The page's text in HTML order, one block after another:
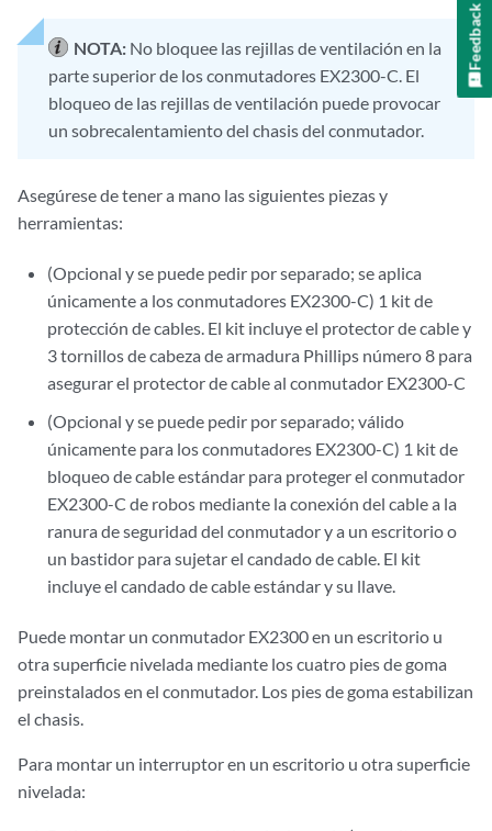
NOTA: No bloquee las rejillas de ventilación en la
parte superior de los conmutadores EX2300-C. El
bloqueo de las rejillas de ventilación puede provocar
un sobrecalentamiento del chasis del conmutador.
Asegúrese de tener a mano las siguientes piezas y
herramientas:
(Opcional y se puede pedir por separado; se aplica
únicamente a los conmutadores EX2300-C) 1 kit de
protección de cables. El kit incluye el protector de cable y
3 tornillos de cabeza de armadura Phillips número 8 para
asegurar el protector de cable al conmutador EX2300-C
(Opcional y se puede pedir por separado; válido
únicamente para los conmutadores EX2300-C) 1 kit de
bloqueo de cable estándar para proteger el conmutador
EX2300-C de robos mediante la conexión del cable a la
ranura de seguridad del conmutador y a un escritorio o
un bastidor para sujetar el candado de cable. El kit
incluye el candado de cable estándar y su llave.
Puede montar un conmutador EX2300 en un escritorio u
otra superficie nivelada mediante los cuatro pies de goma
preinstalados en el conmutador. Los pies de goma estabilizan
el chasis.
Para montar un interruptor en un escritorio u otra superficie
nivelada:
Feedback